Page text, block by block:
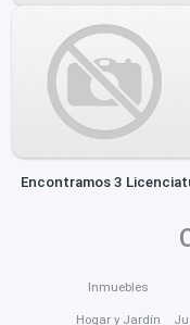
Encontramos 3
Inmuebles
Hogar y Jardín